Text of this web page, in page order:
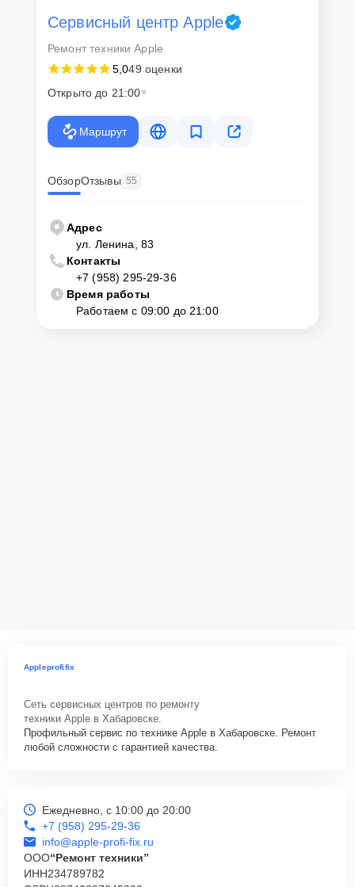
Сервисный центр Apple
Ремонт техники Apple
5,049 оценки
Открыто до 21:00
Маршрут
ОбзорОтзывы 55
Адрес
ул. Ленина, 83
Контакты
+7 (958) 295-29-36
Время работы
Работаем с 09:00 до 21:00
Appleprofifix
Сеть сервисных центров по ремонту
техники Apple в Хабаровске.
Профильный сервис по технике Apple в Хабаровске. Ремонт
любой сложности с гарантией качества.
Ежедневно, с 10:00 до 20:00
+7 (958) 295-29-36
info@apple-profi-fix.ru
ООО“Ремонт техники”
ИНН234789782